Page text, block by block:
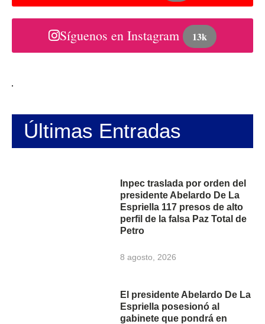
Síguenos en Instagram 13k
Últimas Entradas
Inpec traslada por orden del
presidente Abelardo De La
Espriella 117 presos de alto
perfil de la falsa Paz Total de
Petro
8 agosto, 2026
El presidente Abelardo De La
Espriella posesionó al
gabinete que pondrá en